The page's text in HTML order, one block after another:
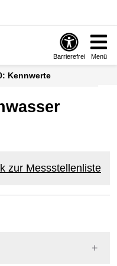
Barrierefrei Menü
Kennwerte
zur Messstellenliste